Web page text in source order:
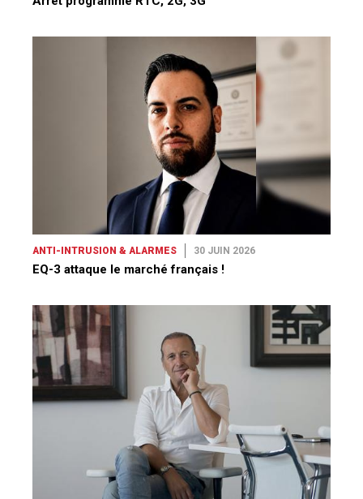
ANTI-INTRUSION & ALARMES 30 JUIN 2026
EQ-3 attaque le marché français !